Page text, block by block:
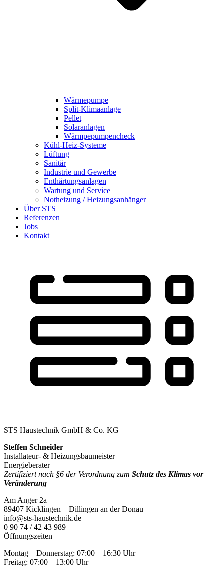
Wärmepumpe
Split-Klimaanlage
Pellet
Solaranlagen
Wärmpepumpencheck
Kühl-Heiz-Systeme
Lüftung
Sanitär
Industrie und Gewerbe
Enthärtungsanlagen
Wartung und Service
Notheizung / Heizungsanhänger
Über STS
Referenzen
Jobs
Kontakt
STS Haustechnik GmbH & Co. KG
Steffen Schneider
Installateur- & Heizungsbaumeister
Energieberater
Zertifiziert nach §6 der Verordnung zum Schutz des Klimas vor
Veränderung
Am Anger 2a
89407 Kicklingen – Dillingen an der Donau
info@sts-haustechnik.de
0 90 74 / 42 43 989
Öffnungszeiten
Montag – Donnerstag: 07:00 – 16:30 Uhr
Freitag: 07:00 – 13:00 Uhr